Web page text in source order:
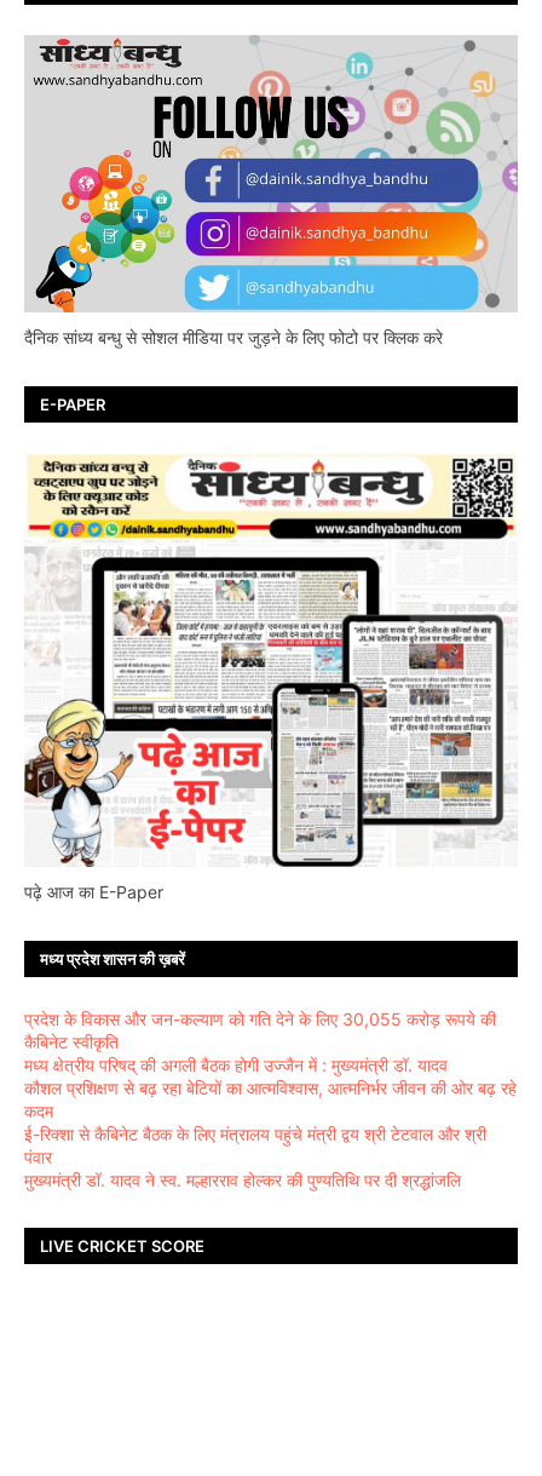
दैनिक सांध्य बन्धु से सोशल मीडिया पर जुड़ने के लिए फोटो पर क्लिक करे
E-PAPER
पढ़े आज का E-Paper
मध्य प्रदेश शासन की ख़बरें
प्रदेश के विकास और जन-कल्याण को गति देने के लिए 30,055 करोड़ रूपये की
कैबिनेट स्वीकृति
मध्य क्षेत्रीय परिषद् की अगली बैठक होगी उज्जैन में : मुख्यमंत्री डॉ. यादव
कौशल प्रशिक्षण से बढ़ रहा बेटियों का आत्मविश्वास, आत्मनिर्भर जीवन की ओर बढ़ रहे
कदम
ई-रिक्शा से कैबिनेट बैठक के लिए मंत्रालय पहुंचे मंत्री द्वय श्री टेटवाल और श्री
पंवार
मुख्यमंत्री डॉ. यादव ने स्व. मल्हारराव होल्कर की पुण्यतिथि पर दी श्रद्धांजलि
LIVE CRICKET SCORE